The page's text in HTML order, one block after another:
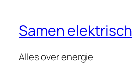
Samen elektrisch
Alles over energie